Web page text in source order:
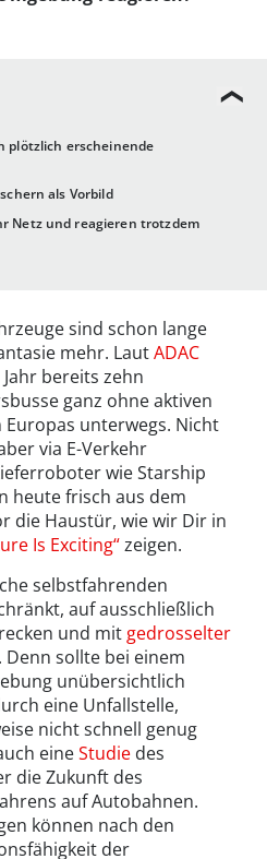
plötzlich erscheinende
als Vorbild
Netz und reagieren trotzdem
sind schon lange
mehr. LautADAC
bereits zehn
ganz ohne aktiven
unterwegs. Nicht
via E-Verkehr
wie Starship
heute frisch aus dem
die Haustür, wie wir Dir in
Is Exciting“zeigen.
selbstfahrenden
auf ausschließlich
und mit gedrosselter
Denn sollte bei einem
unübersichtlich
eine Unfallstelle,
nicht schnell genug
eineStudie des
die Zukunft des
auf Autobahnen.
können nach den
der